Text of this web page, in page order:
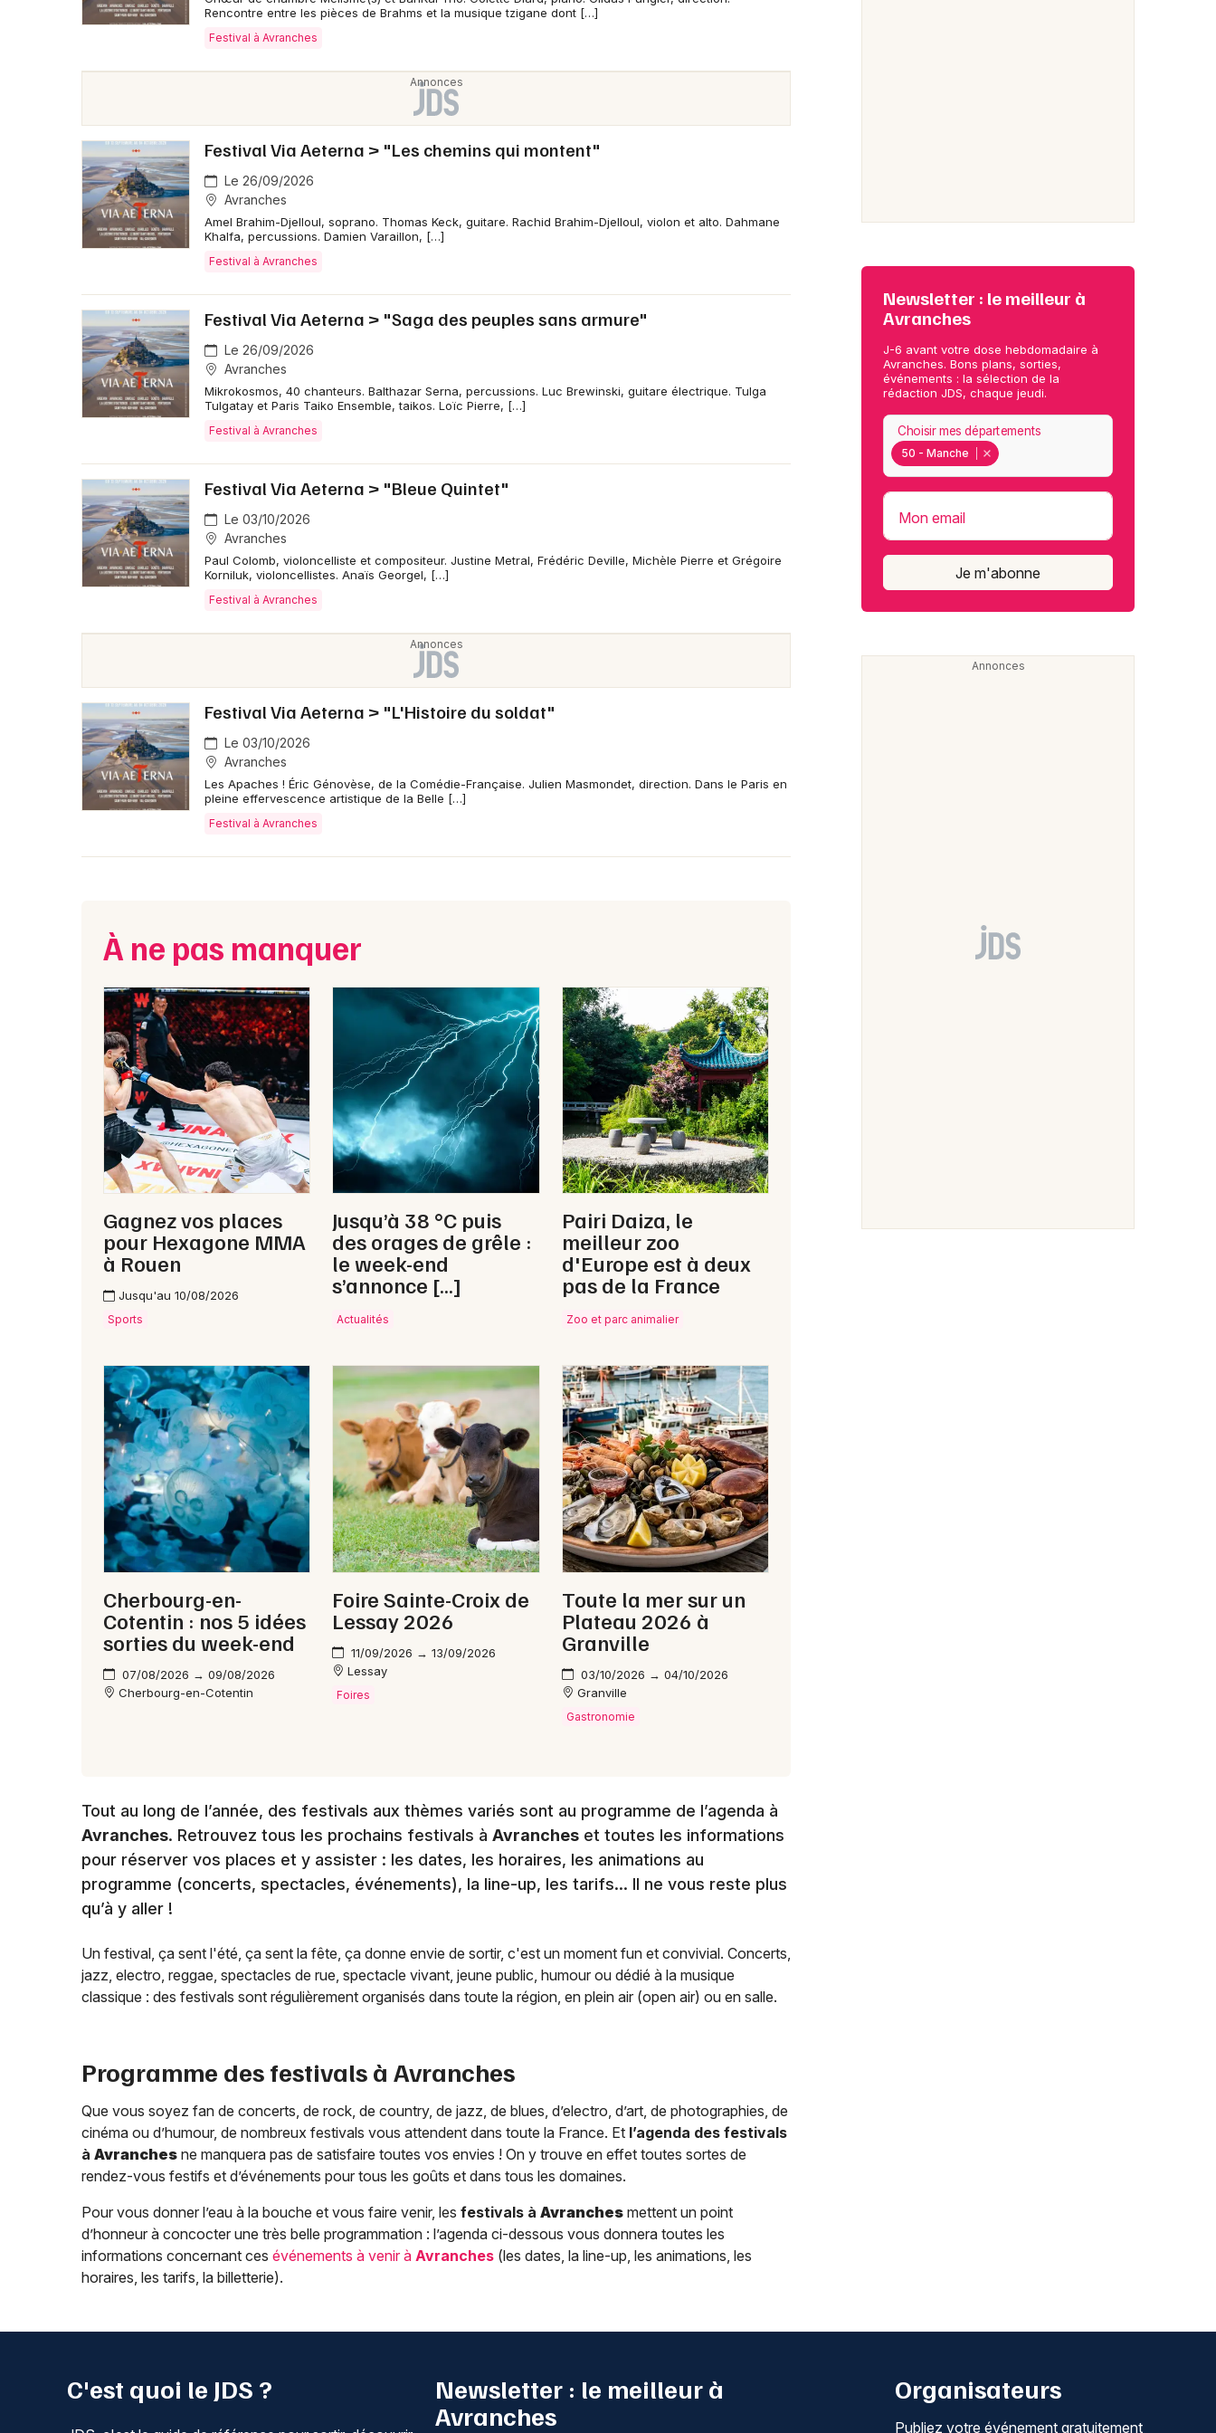
Artistes en tournée
Magazine à Avranches
Rencontre entre les pièces de Brahms et la musique tzigane dont […]
Festival à Avranches
Festival Via Aeterna > "Les chemins qui montent"
Le 26/09/2026
Avranches
Amel Brahim-Djelloul, soprano. Thomas Keck, guitare. Rachid Brahim-Djelloul, violon et alto. Dahmane
Khalfa, percussions. Damien Varaillon, […]
Festival à Avranches
Festival Via Aeterna > "Saga des peuples sans armure"
Le 26/09/2026
Avranches
Mikrokosmos, 40 chanteurs. Balthazar Serna, percussions. Luc Brewinski, guitare électrique. Tulga
Tulgatay et Paris Taiko Ensemble, taikos. Loïc Pierre, […]
Festival à Avranches
Festival Via Aeterna > "Bleue Quintet"
Le 03/10/2026
Avranches
Paul Colomb, violoncelliste et compositeur. Justine Metral, Frédéric Deville, Michèle Pierre et Grégoire
Korniluk, violoncellistes. Anaïs Georgel, […]
Festival à Avranches
Festival Via Aeterna > "L'Histoire du soldat"
Le 03/10/2026
Avranches
Les Apaches ! Éric Génovèse, de la Comédie-Française. Julien Masmondet, direction. Dans le Paris en
pleine effervescence artistique de la Belle […]
Festival à Avranches
À ne pas manquer
Gagnez vos places
pour Hexagone MMA
à Rouen
Jusqu'au 10/08/2026
Sports
Jusqu’à 38 °C puis
des orages de grêle :
le week-end
s’annonce […]
Actualités
Pairi Daiza, le
meilleur zoo
d'Europe est à deux
pas de la France
Zoo et parc animalier
Cherbourg-en-
Cotentin : nos 5 idées
sorties du week-end
07/08/2026 → 09/08/2026
Cherbourg-en-Cotentin
Foire Sainte-Croix de
Lessay 2026
11/09/2026 → 13/09/2026
Lessay
Foires
Toute la mer sur un
Plateau 2026 à
Granville
03/10/2026 → 04/10/2026
Granville
Gastronomie
Tout au long de l’année, des festivals aux thèmes variés sont au programme de l’agenda à
Avranches. Retrouvez tous les prochains festivals à Avranches et toutes les informations
pour réserver vos places et y assister : les dates, les horaires, les animations au
programme (concerts, spectacles, événements), la line-up, les tarifs… Il ne vous reste plus
qu’à y aller !
Un festival, ça sent l'été, ça sent la fête, ça donne envie de sortir, c'est un moment fun et convivial. Concerts,
jazz, electro, reggae, spectacles de rue, spectacle vivant, jeune public, humour ou dédié à la musique
classique : des festivals sont régulièrement organisés dans toute la région, en plein air (open air) ou en salle.
Programme des festivals à Avranches
Que vous soyez fan de concerts, de rock, de country, de jazz, de blues, d’electro, d’art, de photographies, de
cinéma ou d’humour, de nombreux festivals vous attendent dans toute la France. Et l’agenda des festivals
à Avranches ne manquera pas de satisfaire toutes vos envies ! On y trouve en effet toutes sortes de
rendez-vous festifs et d’événements pour tous les goûts et dans tous les domaines.
Pour vous donner l’eau à la bouche et vous faire venir, les festivals à Avranches mettent un point
d’honneur à concocter une très belle programmation : l’agenda ci-dessous vous donnera toutes les
informations concernant ces événements à venir à Avranches (les dates, la line-up, les animations, les
horaires, les tarifs, la billetterie).
Newsletter : le meilleur à
Avranches
J-6 avant votre dose hebdomadaire à
Avranches. Bons plans, sorties,
événements : la sélection de la
rédaction JDS, chaque jeudi.
50 - Manche
Choisir mes départements
Mon email
Je m'abonne
C'est quoi le JDS ?
Newsletter : le meilleur à
Avranches
Organisateurs
Publiez votre événement gratuitement